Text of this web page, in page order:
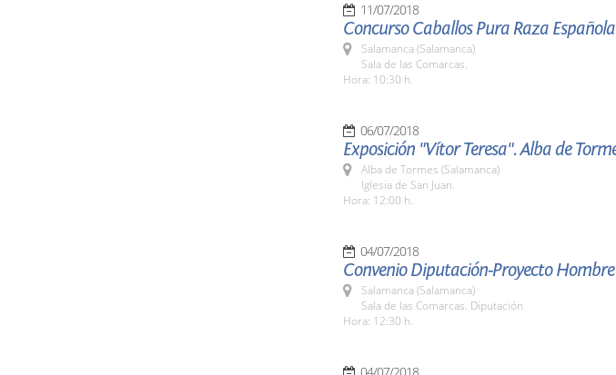
11/07/2018
Concurso Caballos Pura Raza Española
Salamanca (Salamanca)
Sala de las Comarcas.
Hora: 10:30 h.
06/07/2018
Exposición "Vítor Teresa". Alba de
Alba de Tormes (Salamanca)
Iglesia de San Juan.
Hora: 12:00 h.
04/07/2018
Convenio Diputación-Proyecto Hombre
Salamanca (Salamanca)
Sala de las Comarcas. Diputación
Hora: 12:30 h.